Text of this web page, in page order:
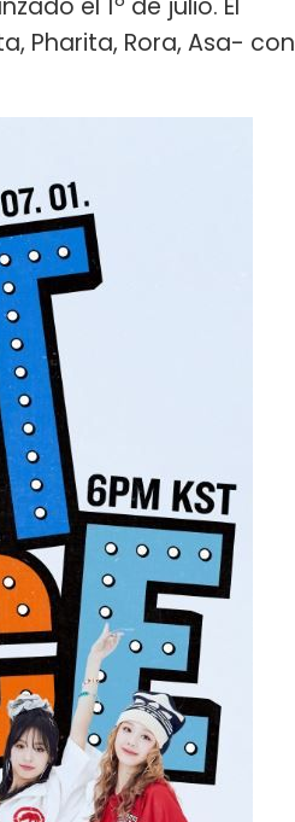
el 1º de julio. El
Pharita, Rora, Asa- con